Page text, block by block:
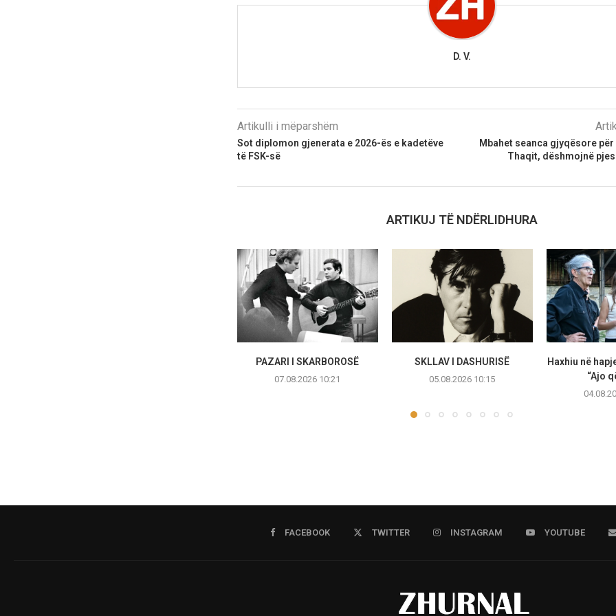
D. V.
Artikulli i mëparshëm
Sot diplomon gjenerata e 2026-ës e kadetëve
të FSK-së
Mbahet seanca gjyqësore
Thaqit, dëshmojnë
ARTIKUJ TË NDËRLIDHURA
PAZARI I SKARBOROSË
07.08.2026 10:21
SKLLAV I DASHURISË
05.08.2026 10:15
Haxhiu në
“Ajo
FACEBOOK TWITTER INSTAGRAM YOUTUBE